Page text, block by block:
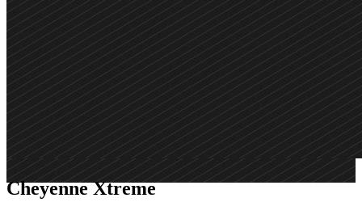
Cheyenne Xtreme